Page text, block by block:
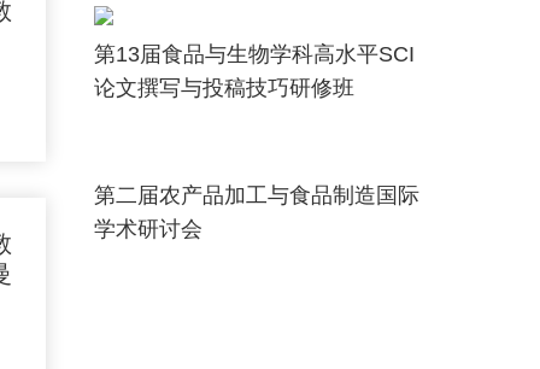
第13届食品与生物学科高水平SCI
论文撰写与投稿技巧研修班
第二届农产品加工与食品制造国际
学术研讨会